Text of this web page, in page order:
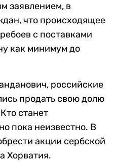
заявлением, в
что происходящее
с поставками
как минимум до
российские
продать свою долю
станет
пока неизвестно. В
акции сербской
Хорватия.